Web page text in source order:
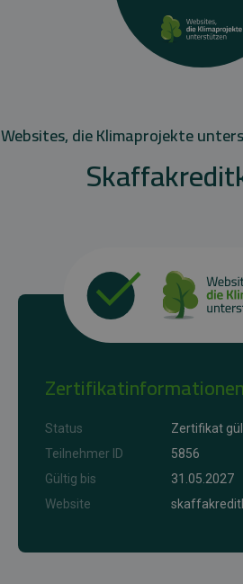
Websites, die Klimaprojekte
Zertifikatinformationen
Status
Zertifikat
Teilnehmer ID
5856
Gültig bis
31.05.2027
Website